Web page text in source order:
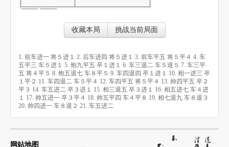
9.车四退四
12.车四平五
将５平４
13.帅四平五
卒２平３
14.车五进二
卒３进１
15.相三退五
卒３进１
17.帅五进一
收藏本局 挑战当前局面
1. 前车进一 将５进１ 2. 后车进四 将５进１ 3. 前车平五 将５平４ 4. 车
五平三 车５进１ 5. 炮九平五 卒１进１ 6. 车三退二 车５退５ 7. 车三平
五 将４平５ 8. 炮五退七 车８平５ 9. 车四退四 卒１进１ 10. 相一进三 卒
１平２ 11. 车四退二 车５平４ 12. 车四平五 将５平４ 13. 帅四平五 卒２
平３ 14. 车五进二 卒３进１ 15. 相三退五 卒３进１ 16. 相五进七 车４进
１ 17. 帅五进一 卒３平４ 18. 帅五平四 车４平８ 19. 相七退九 车８退３
20. 帅四进一 车８退２ 21. 车五进二
网站地图